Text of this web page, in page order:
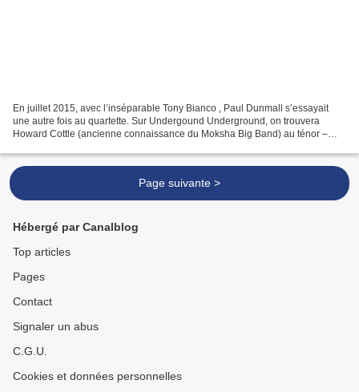
En juillet 2015, avec l’inséparable Tony Bianco , Paul Dunmall s’essayait
une autre fois au quartette. Sur Undergound Underground, on trouvera
Howard Cottle (ancienne connaissance du Moksha Big Band) au ténor –
Page suivante >
Hébergé par Canalblog
Top articles
Pages
Contact
Signaler un abus
C.G.U.
Cookies et données personnelles